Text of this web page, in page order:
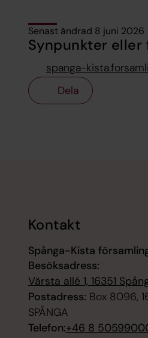
Senast ändrad 8 juni 2026
Synpunkter eller
spanga-
Dela
Kontakt
Spånga-Kista
Besöksadress:
Värsta allé 1, 16351
Postadress: Box 8096,
SPÅNGA
Telefon:+46 8